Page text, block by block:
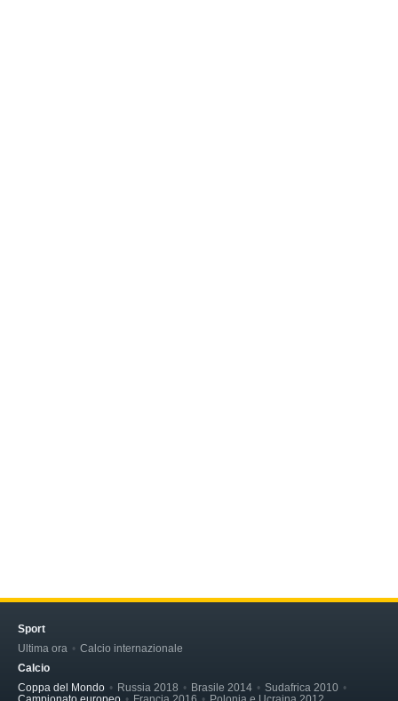
Sport
Ultima ora
Calcio internazionale
Calcio
Coppa del Mondo
Russia 2018 Brasile 2014
Sudafrica 2010